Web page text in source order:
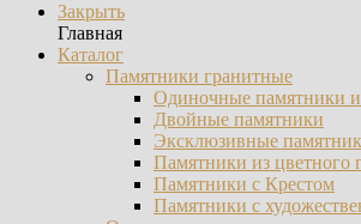
Закрыть
Главная
Каталог
Памятники гранитные
Одиночные памятники
Двойные памятники
Эксклюзивные
Памятники из цветного
Памятники с Крестом
Памятники с